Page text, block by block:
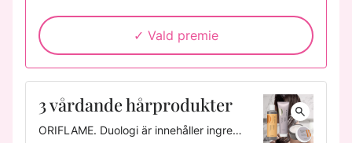
Vald premie
3 vårdande hårprodukter
ORIFLAME. Duologi är innehåller ingredienser som rengör, återfuktar och behandlar håret från rötterna. Intense Repair Shampoo 250 ml: Fuktgivande schampo för torrt och skadat hår. Rich Creme Conditioner 150 ml: Vårdande balsam för att minska hårbrott. Intense Repair Hair Mask 200 ml: Djupt vårdande hårmask som omedelbart förbättrar torrt och skadat hår.